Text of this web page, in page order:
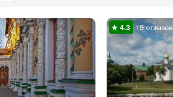
19 отзывов